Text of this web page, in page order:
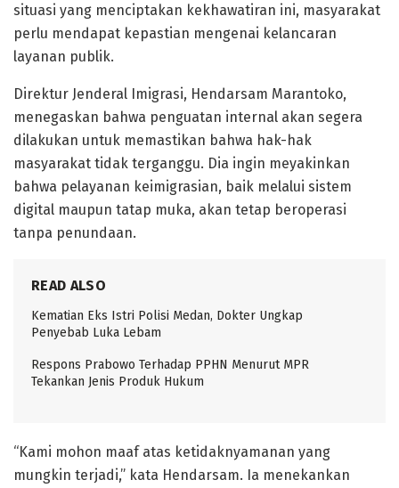
situasi yang menciptakan kekhawatiran ini, masyarakat
perlu mendapat kepastian mengenai kelancaran
layanan publik.
Direktur Jenderal Imigrasi, Hendarsam Marantoko,
menegaskan bahwa penguatan internal akan segera
dilakukan untuk memastikan bahwa hak-hak
masyarakat tidak terganggu. Dia ingin meyakinkan
bahwa pelayanan keimigrasian, baik melalui sistem
digital maupun tatap muka, akan tetap beroperasi
tanpa penundaan.
READ ALSO
Kematian Eks Istri Polisi Medan, Dokter Ungkap
Penyebab Luka Lebam
Respons Prabowo Terhadap PPHN Menurut MPR
Tekankan Jenis Produk Hukum
“Kami mohon maaf atas ketidaknyamanan yang
mungkin terjadi,” kata Hendarsam. Ia menekankan